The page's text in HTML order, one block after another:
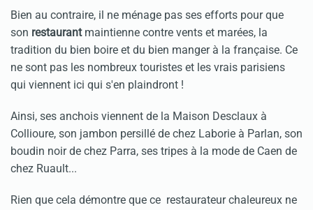
Bien au contraire, il ne ménage pas ses efforts pour que
son restaurantmaintienne contre vents et marées, la
tradition du bien boire et du bien manger à la française. Ce
ne sont pas les nombreux touristes et les vrais parisiens
qui viennent ici qui s'en plaindront !
Ainsi, ses anchois viennent de la Maison Desclaux à
Collioure, son jambon persillé de chez Laborie à Parlan, son
boudin noir de chez Parra, ses tripes à la mode de Caen de
chez Ruault...
Rien que cela démontre que ce restaurateur chaleureux ne